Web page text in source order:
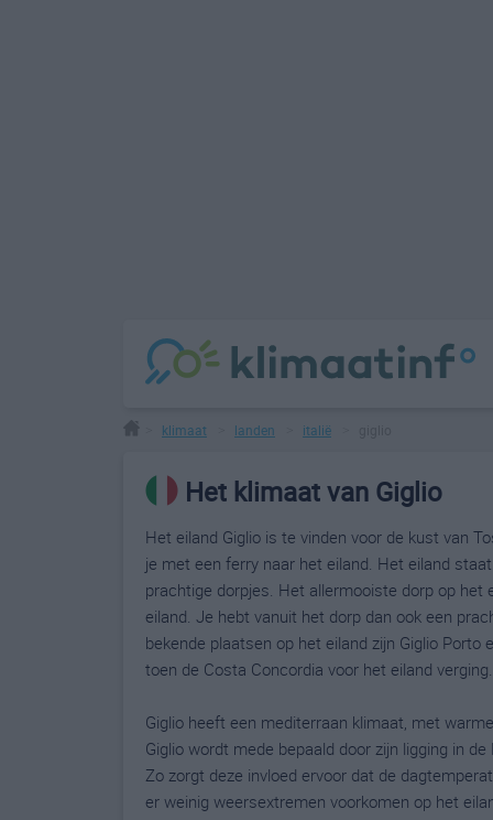
klimaat landen italië
Het klimaat van Giglio
Het eiland Giglio is te vinden voor de kust van
je met een ferry naar het eiland. Het eiland
prachtige dorpjes. Het allermooiste dorp op het
eiland. Je hebt vanuit het dorp dan ook een
bekende plaatsen op het eiland zijn Giglio
toen de Costa Concordia voor het eiland verging.
Giglio heeft een mediterraan klimaat, met
Giglio wordt mede bepaald door zijn ligging in
Zo zorgt deze invloed ervoor dat de
er weinig weersextremen voorkomen op het